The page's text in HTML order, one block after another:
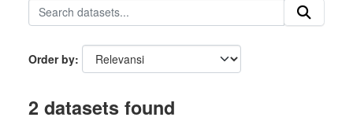
Order by
2 datasets found